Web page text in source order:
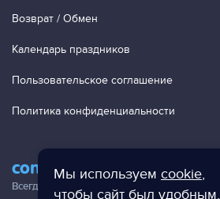
Мы используем cookie,
чтобы сайт был удобным.
contact@ac-studio.ru
Всегда отвечаем на ваши письма!
Возврат / Обмен
Календарь праздников
Пользовательское соглашение
Политика конфиденциальности